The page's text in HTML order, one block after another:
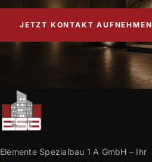
JETZT KONTAKT AUFNEHMEN
Elemente Spezialbau 1 A GmbH – Ihr